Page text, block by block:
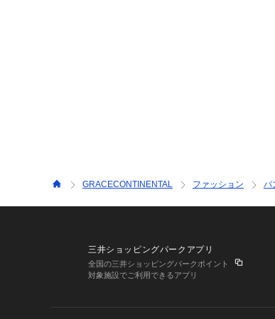
GRACECONTINENTAL ファッション パ
三井ショッピングパークアプリ
全国の三井ショッピングパークポイント
対象施設でご利用できるアプリ